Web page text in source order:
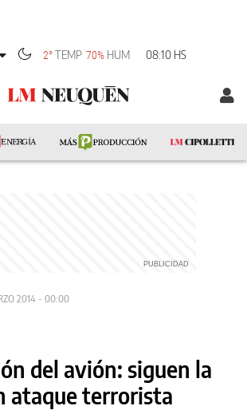
2° TEMP 70% HUM 08:10 HS
2014 - 00:00
del avión: siguen la
ataque terrorista